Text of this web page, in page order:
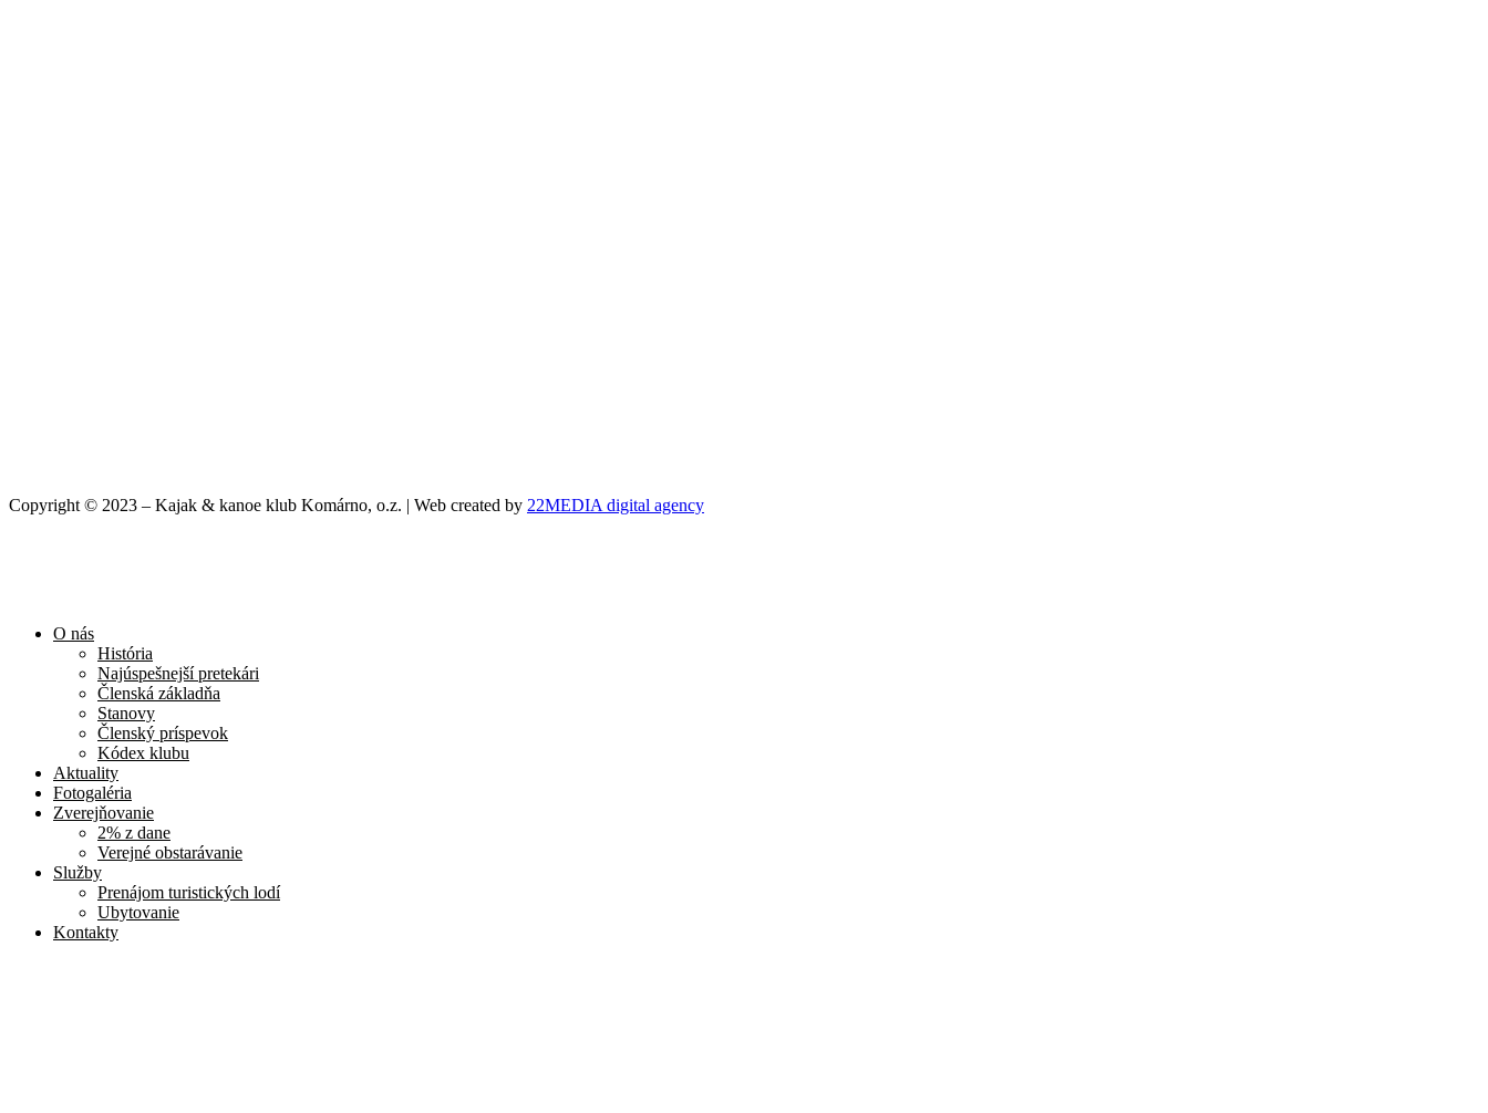
Copyright © 2023 – Kajak & kanoe klub Komárno, o.z. | Web created by 22MEDIA digital agency
O nás
História
Najúspešnejší pretekári
Členská základňa
Stanovy
Členský príspevok
Kódex klubu
Aktuality
Fotogaléria
Zverejňovanie
2% z dane
Verejné obstarávanie
Služby
Prenájom turistických lodí
Ubytovanie
Kontakty